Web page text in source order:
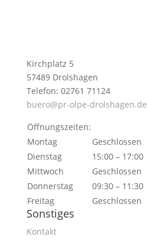
Kirchplatz 5
57489 Drolshagen
Telefon: 02761 71124
buero@pr-olpe-drolshagen.de
Öffnungszeiten:
Montag
Geschlossen
Dienstag
15:00 – 17:00
Mittwoch
Geschlossen
Donnerstag
09:30 – 11:30
Freitag
Geschlossen
Sonstiges
Kontakt